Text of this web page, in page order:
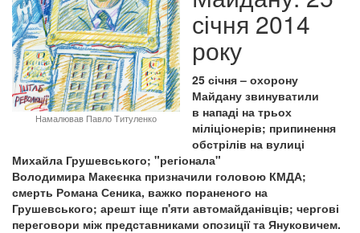
Намалював Павло Титуленко
січня 2014
року
25 січня – охорону
Майдану звинуватили
в нападі на трьох
міліціонерів; припинення
обстрілів на вулиці
Михайла Грушевського; "регіонала"
Володимира Макеєнка призначили головою КМДА;
смерть Романа Сеника, важко пораненого на
Грушевського; арешт іще п'яти автомайданівців; чергові
переговори між представниками опозиції та Януковичем.